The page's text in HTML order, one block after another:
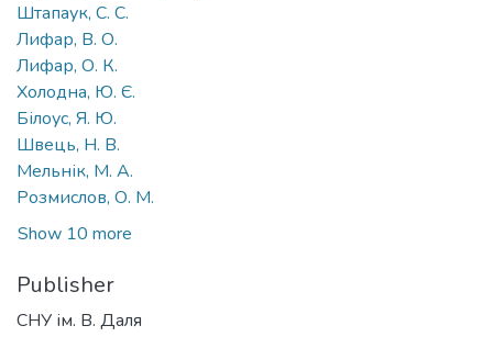
Штапаук, С. С.
Лифар, В. О.
Лифар, О. К.
Холодна, Ю. Є.
Білоус, Я. Ю.
Швець, Н. В.
Мельнік, М. А.
Розмислов, О. М.
Show 10 more
Publisher
СНУ ім. В. Даля